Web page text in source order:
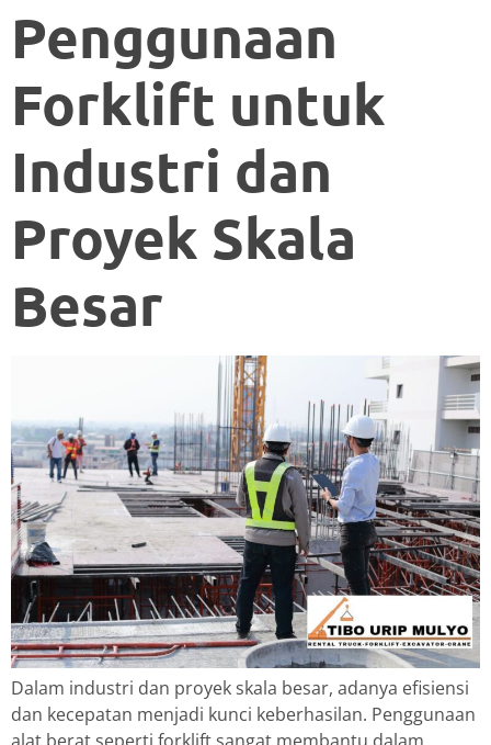
Penggunaan
Forklift untuk
Industri dan
Proyek Skala
Besar
Dalam industri dan proyek skala besar, adanya efisiensi
dan kecepatan menjadi kunci keberhasilan. Penggunaan